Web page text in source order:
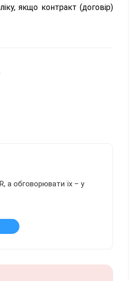
якщо контракт (договір)
а обговорювати їх – у